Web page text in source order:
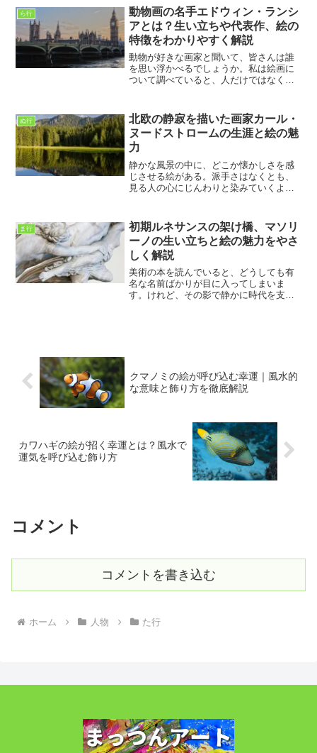
を通じて絵を見る時間は、私にとってと
ても大切なものになっていま...
ら行
動物画の名手エドウィン・ランシ
アとは？生い立ちや代表作、絵の
特徴をわかりやすく解説
動物が好きな画家と聞いて、皆さんは誰
を思い浮かべるでしょうか。私は絵画に
ついて調べていると、人だけではなく動
その中でも特に印象に残ったのが、エド
ウィン・ランシアです。最...
ぬ行
北欧の静寂を描いた画家カール・
ヌードストロームの生涯と絵の魅
力
静かな風景の中に、どこか懐かしさを感
じさせる絵がある。派手さはなくとも、
見る人の心にじんわりと染みていくよう
は、まさにそんな“静けさの詩人”とも呼べ
る存...
ま行
初期ルネサンスの架け橋、マソリ
ーノの生い立ちと絵の魅力をやさ
しく解説
美術の本を読んでいると、どうしても有
名な名前ばかりが目に入ってしまいま
す。けれど、その影で静かに時代を支え
クマノミの絵が呼び込む幸運｜風水的
な意味と飾り方を徹底解説
カワハギの絵が招く幸運とは？風水で
運気を呼び込む飾り方
コメント
コメントを書き込む
ホーム 人物 た行